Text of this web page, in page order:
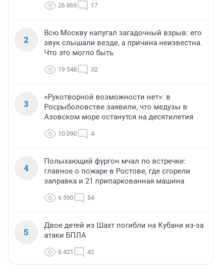
26 869 17
2
Всю Москву напугал загадочный взрыв: его
звук слышали везде, а причина неизвестна.
Что это могло быть
19 548 32
3
«Рукотворной возможности нет»: в
Росрыболовстве заявили, что медузы в
Азовском море останутся на десятилетия
10 090 4
4
Полыхающий фургон мчал по встречке:
главное о пожаре в Ростове, где сгорели
заправка и 21 припаркованная машина
6 590 54
5
Двое детей из Шахт погибли на Кубани из-за
атаки БПЛА
6 421 42